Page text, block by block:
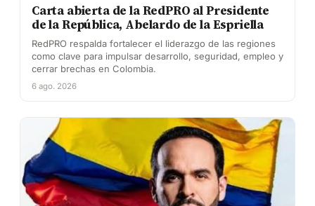
Carta abierta de la RedPRO al Presidente
de la República, Abelardo de la Espriella
RedPRO respalda fortalecer el liderazgo de las regiones
como clave para impulsar desarrollo, seguridad, empleo y
cerrar brechas en Colombia.
6 ago. 2026